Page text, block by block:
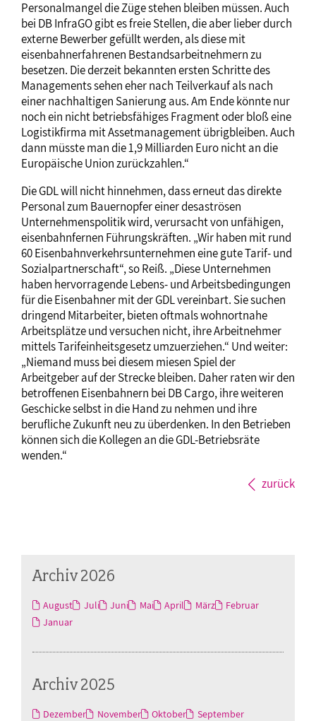
Personalmangel die Züge stehen bleiben müssen. Auch
bei DB InfraGO gibt es freie Stellen, die aber lieber durch
externe Bewerber gefüllt werden, als diese mit
eisenbahnerfahrenen Bestandsarbeitnehmern zu
besetzen. Die derzeit bekannten ersten Schritte des
Managements sehen eher nach Teilverkauf als nach
einer nachhaltigen Sanierung aus. Am Ende könnte nur
noch ein nicht betriebsfähiges Fragment oder bloß eine
Logistikfirma mit Assetmanagement übrigbleiben. Auch
dann müsste man die 1,9 Milliarden Euro nicht an die
Europäische Union zurückzahlen.“
Die GDL will nicht hinnehmen, dass erneut das direkte
Personal zum Bauernopfer einer desaströsen
Unternehmenspolitik wird, verursacht von unfähigen,
eisenbahnfernen Führungskräften. „Wir haben mit rund
60 Eisenbahnverkehrsunternehmen eine gute Tarif- und
Sozialpartnerschaft“, so Reiß. „Diese Unternehmen
haben hervorragende Lebens- und Arbeitsbedingungen
für die Eisenbahner mit der GDL vereinbart. Sie suchen
dringend Mitarbeiter, bieten oftmals wohnortnahe
Arbeitsplätze und versuchen nicht, ihre Arbeitnehmer
mittels Tarifeinheitsgesetz umzuerziehen.“ Und weiter:
„Niemand muss bei diesem miesen Spiel der
Arbeitgeber auf der Strecke bleiben. Daher raten wir den
betroffenen Eisenbahnern bei DB Cargo, ihre weiteren
Geschicke selbst in die Hand zu nehmen und ihre
berufliche Zukunft neu zu überdenken. In den Betrieben
können sich die Kollegen an die GDL-Betriebsräte
wenden.“
zurück
Archiv 2026
August Juli Juni Mai April März
Februar
Januar
Archiv 2025
Dezember November Oktober
September